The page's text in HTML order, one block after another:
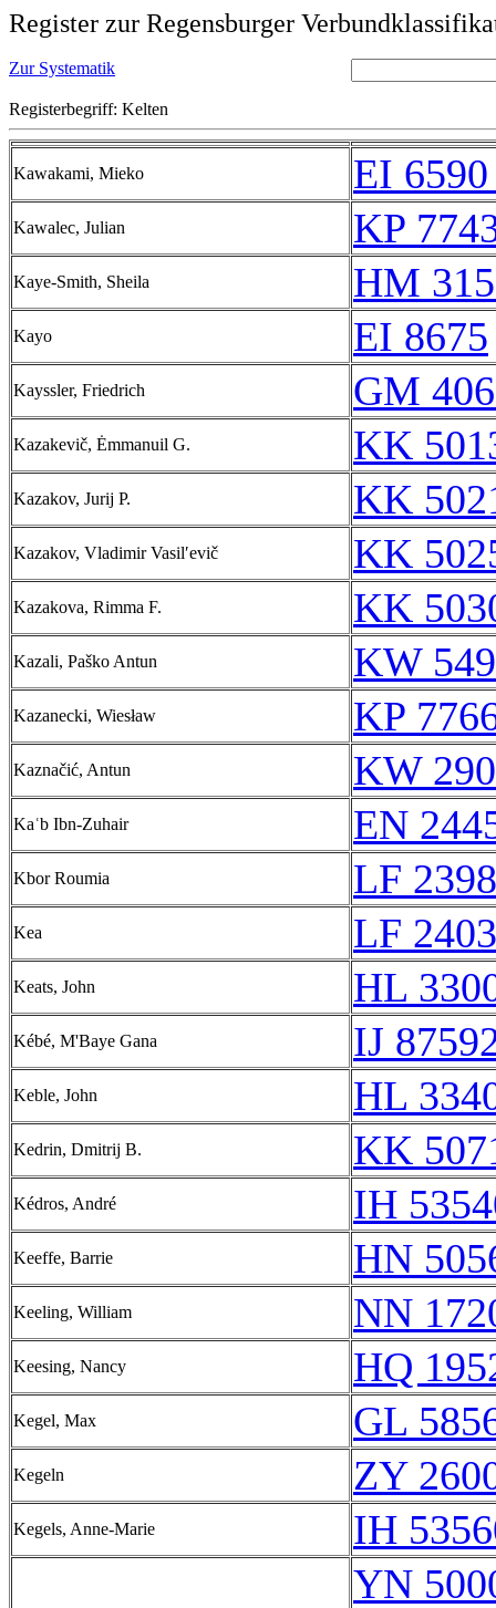
Register zur Regensburger
Zur Systematik
Registerbegriff: Kelten
Kawakami, Mieko EI
Kawalec, Julian KP
Kaye-Smith, Sheila HM
Kayo EI 8675
Kayssler, Friedrich GM
Kazakevič, Ėmmanuil G. KK
Kazakov, Jurij P. KK
Kazakov, Vladimir Vasilʹevič KK
Kazakova, Rimma F. KK
Kazali, Paško Antun KW
Kazanecki, Wiesław KP
Kaznačić, Antun KW
Kaʿb Ibn-Zuhair EN
Kbor Roumia LF 2398
Kea LF 2403
Keats, John HL
Kébé, M'Baye Gana IJ
Keble, John HL
Kedrin, Dmitrij B. KK
Kédros, André IH
Keeffe, Barrie HN
Keeling, William NN
Keesing, Nancy HQ
Kegel, Max GL
Kegeln ZY
Kegels, Anne-Marie IH
YN